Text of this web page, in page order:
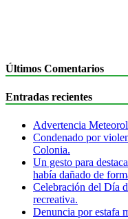
Últimos Comentarios
Entradas recientes
Advertencia
Condenado por
Colonia.
Un gesto para
había dañado de
Celebración del Día
recreativa.
Denuncia por estafa